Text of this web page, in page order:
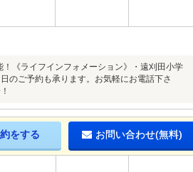
《ライフインフォメーション》・遠刈田小学
ご予約も承ります。お気軽にお電話下さ
をする お問い合わせ(無料)